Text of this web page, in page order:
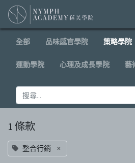
全部 品味感官學院 策略學院
運動學院 心理及成長學院 藝
1 條款
整合行銷 ×